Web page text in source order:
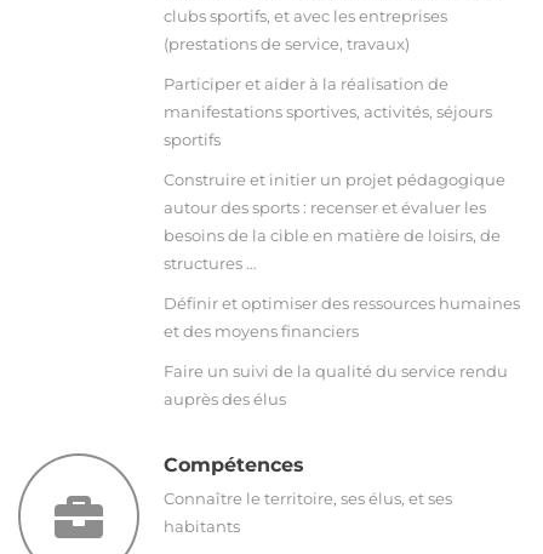
clubs sportifs, et avec les entreprises
(prestations de service, travaux)
Participer et aider à la réalisation de
manifestations sportives, activités, séjours
sportifs
Construire et initier un projet pédagogique
autour des sports : recenser et évaluer les
besoins de la cible en matière de loisirs, de
structures …
Définir et optimiser des ressources humaines
et des moyens financiers
Faire un suivi de la qualité du service rendu
auprès des élus
Compétences
Connaître le territoire, ses élus, et ses
habitants